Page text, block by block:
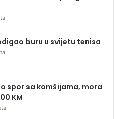
buru u svijetu tenisa
spor sa komšijama, mora
KM